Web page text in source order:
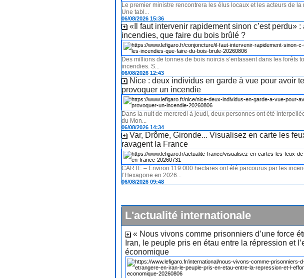
Le premier ministre rencontrera les élus locaux et les acteurs de la
Une tabl...
06/08/2026 15:36
«Il faut intervenir rapidement sinon c’est perdu» :
incendies, que faire du bois brûlé ?
Des millions de tonnes de bois noircis s’entassent dans les forêts
incendies. S...
06/08/2026 12:43
Nice : deux individus en garde à vue pour avoir
provoquer un incendie
Dans la nuit de mercredi à jeudi, deux personnes ont été
du Mon...
06/08/2026 14:34
Var, Drôme, Gironde... Visualisez en carte les
ravagent la France
CARTE – Environ 119.000 hectares ont été parcourus par les
l’Hexagone en 2026...
06/08/2026 09:48
L'actualité internationale
« Nous vivons comme prisonniers d’une force
Iran, le peuple pris en étau entre la répression et
économique